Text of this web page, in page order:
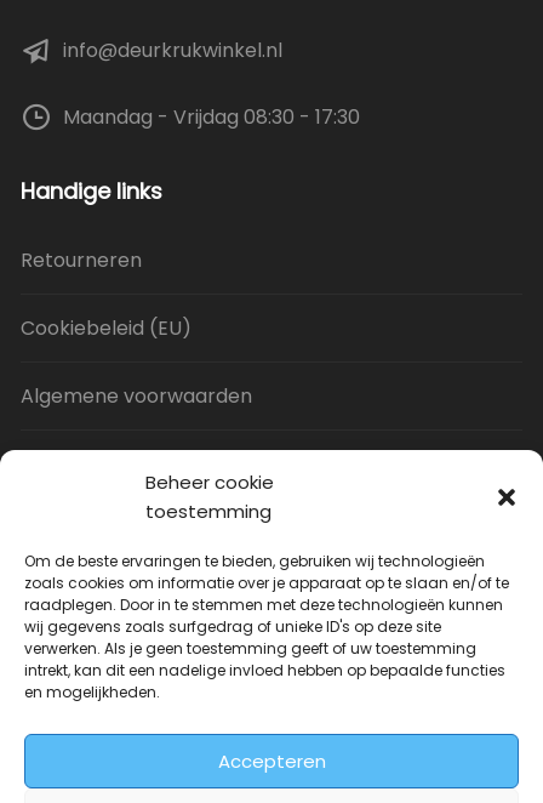
Beheer cookie
toestemming
Om de beste ervaringen te bieden, gebruiken wij technologieën
zoals cookies om informatie over je apparaat op te slaan en/of te
raadplegen. Door in te stemmen met deze technologieën kunnen
wij gegevens zoals surfgedrag of unieke ID's op deze site
verwerken. Als je geen toestemming geeft of uw toestemming
intrekt, kan dit een nadelige invloed hebben op bepaalde functies
en mogelijkheden.
Accepteren
info@deurkrukwinkel.nl
Maandag - Vrijdag 08:30 - 17:30
Handige links
Retourneren
Cookiebeleid (EU)
Algemene voorwaarden
Uitverkoop
JNF Deurklink gebogen 16mm
prijs
was:
prijs
is: